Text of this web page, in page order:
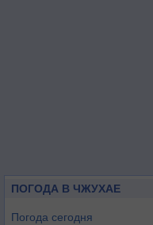
ПОГОДА В ЧЖУХАЕ
Погода сегодня